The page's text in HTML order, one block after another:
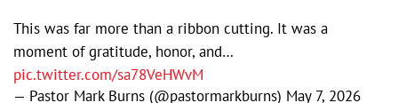
This was far more than a ribbon cutting. It was a
moment of gratitude, honor, and…
pic.twitter.com/sa78VeHWvM
— Pastor Mark Burns (@pastormarkburns) May 7, 2026